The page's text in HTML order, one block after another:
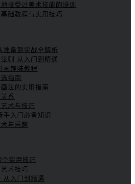
接受过美术技能的培训
础教程与实用技巧
准备到实战全解析
则 从入门到精通
画趣味教程
指南
法的实用指南
系
术与技巧
手入门必备知识
与乐趣
实用技巧
术技巧
从入门到精通